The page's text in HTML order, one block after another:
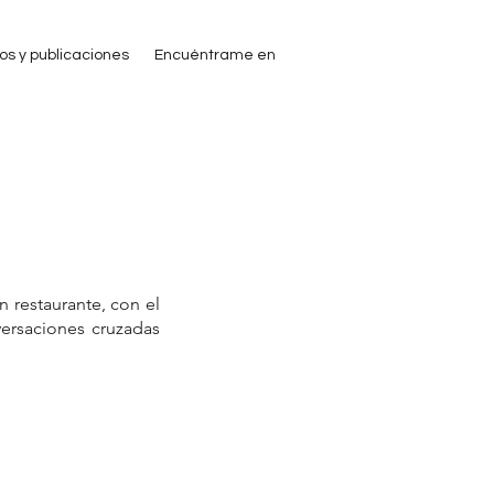
y publicaciones Encuéntrame en
restaurante, con el
cruzadas